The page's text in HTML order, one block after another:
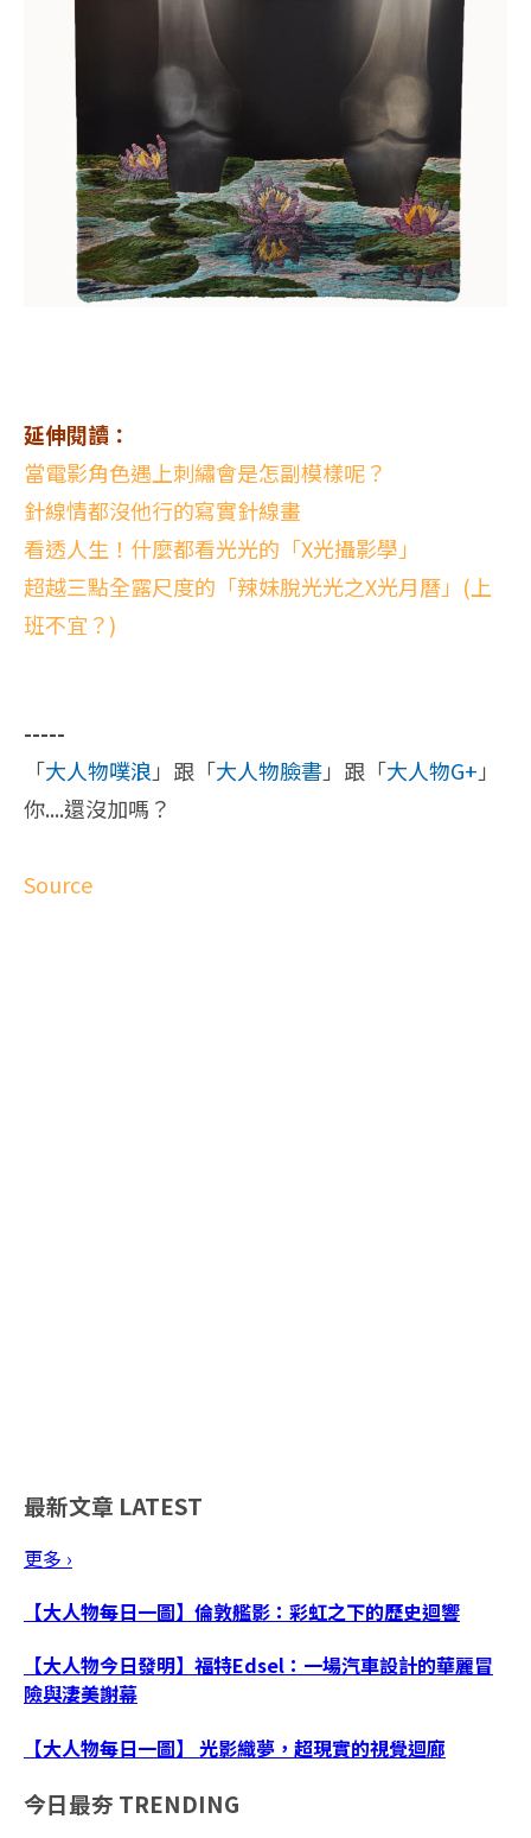
延伸閱讀：
當電影角色遇上刺繡會是怎副模樣呢？
針線情都沒他行的寫實針線畫
看透人生！什麼都看光光的「X光攝影學」
超越三點全露尺度的「辣妹脫光光之X光月曆」(上
班不宜？)
-----
「大人物噗浪」跟「大人物臉書」跟「大人物G+」
你....還沒加嗎？
Source
最新文章 LATEST
更多 ›
【大人物每日一圖】倫敦艦影：彩虹之下的歷史迴響
【大人物今日發明】福特Edsel：一場汽車設計的華麗冒
險與淒美謝幕
【大人物每日一圖】 光影織夢，超現實的視覺迴廊
今日最夯 TRENDING